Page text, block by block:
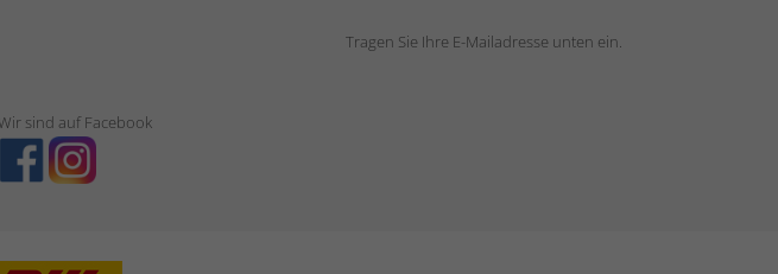
Tragen Sie Ihre E-Mailadresse unten ein.
sind auf Facebook